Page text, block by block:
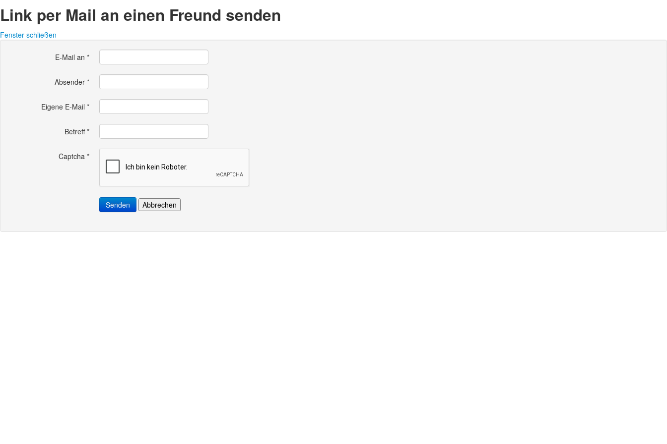
Link per Mail an einen Freund senden
Fenster schließen
E-Mail an *
Absender *
Eigene E-Mail *
Betreff*
Captcha *
Senden Abbrechen